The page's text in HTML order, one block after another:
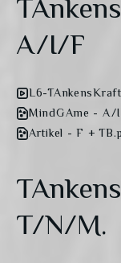
A/I/F
L6-
MindGAme -
Artikel - F +
T/N/M.